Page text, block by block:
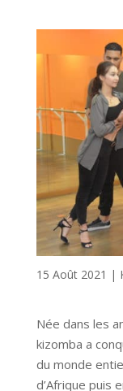
15 Août 2021 |
Née dans les
kizomba a
du monde
d’Afrique puis